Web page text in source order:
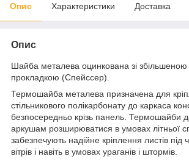
Опис Характеристики Доставка
Опис
Шайба металева оцинкована зі
прокладкою (Спейссер).
Термошайба металева призначена для
стільникового полікарбонату до каркаса
безпосередньо крізь панель. Термошайби
аркушам розширюватися в умовах літньої
забезпечують надійне кріплення листів під
вітрів і навіть в умовах ураганів і штормів.